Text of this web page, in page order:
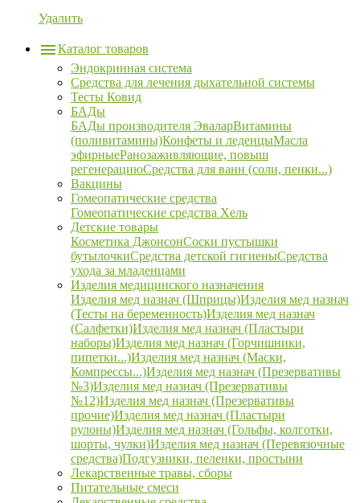
Удалить
Каталог товаров
Эндокринная система
Средства для лечения дыхательной системы
Тесты Ковид
БАДы
БАДы производителя ЭваларВитамины
(поливитамины)Конфеты и леденцыМасла
эфирныеРанозаживляющие, повыш
регенерациюСредства для ванн (соли, пенки...)
Вакцины
Гомеопатические средства
Гомеопатические средства Хель
Детские товары
Косметика ДжонсонСоски пустышки
бутылочкиСредства детской гигиеныСредства
ухода за младенцами
Изделия медицинского назначения
Изделия мед назнач (Шприцы)Изделия мед назнач
(Тесты на беременность)Изделия мед назнач
(Салфетки)Изделия мед назнач (Пластыри
наборы)Изделия мед назнач (Горчишники,
пипетки...)Изделия мед назнач (Маски,
Компрессы...)Изделия мед назнач (Презервативы
№3)Изделия мед назнач (Презервативы
№12)Изделия мед назнач (Презервативы
прочие)Изделия мед назнач (Пластыри
рулоны)Изделия мед назнач (Гольфы, колготки,
шорты, чулки)Изделия мед назнач (Перевязочные
средства)Подгузники, пеленки, простыни
Лекарственные травы, сборы
Питательные смеси